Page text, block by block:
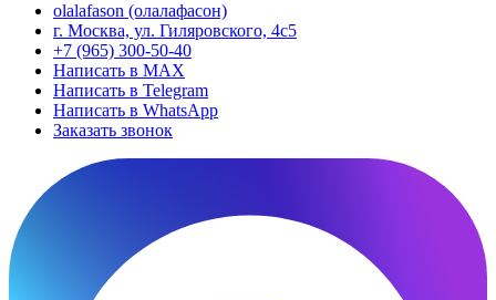
olalafason (олалафасон)
г. Москва, ул. Гиляровского, 4с5
+7 (965) 300-50-40
Написать в MAX
Написать в Telegram
Написать в WhatsApp
Заказать звонок